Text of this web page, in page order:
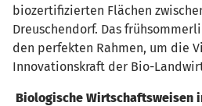
biozertifizierten Flächen
Dreuschendorf. Das
den perfekten Rahmen, um die
Innovationskraft der Bio-
Biologische Wirtschaftsweisen